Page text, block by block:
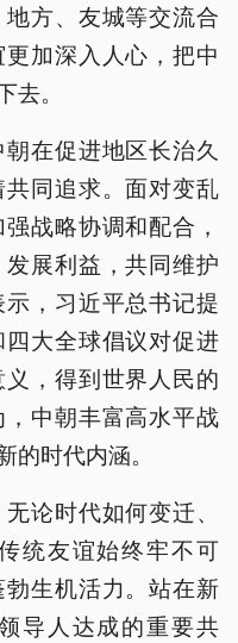
方、友城等交流合
加深入人心，把中
。
在促进地区长治久
同追求。面对变乱
战略协调和配合，
展利益，共同维护
，习近平总书记提
大全球倡议对促进
，得到世界人民的
中朝丰富高水平战
时代内涵。
论时代如何变迁、
统友谊始终牢不可
生机活力。站在新
导人达成的重要共